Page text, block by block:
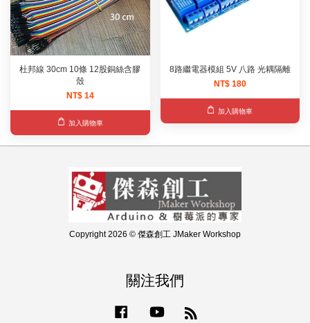
杜邦線 30cm 10條 12股銅絲含膠
殼
NT$ 14
加入購物車
8路繼電器模組 5V 八路 光耦隔離
NT$ 180
加入購物車
Copyright 2026 © 傑森創工 JMaker Workshop
關注我們
Facebook YouTube